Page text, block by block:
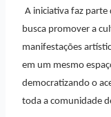
A iniciativa faz parte
busca promover a
manifestações
em um mesmo
democratizando o
toda a comunidade